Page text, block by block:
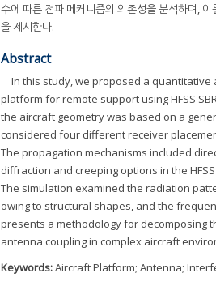
수에 따른 전파 메커니즘의 의존성을 분석하며,
을 제시한다.
Abstract
In this study, we proposed a
platform for remote support using HFSS
the aircraft geometry was based on a
considered four different receiver
The propagation mechanisms included
diffraction and creeping options in the
The simulation examined the radiation
owing to structural shapes, and the
presents a methodology for decomposing
antenna coupling in complex aircraft
Keywords:Aircraft Platform; Antenna;